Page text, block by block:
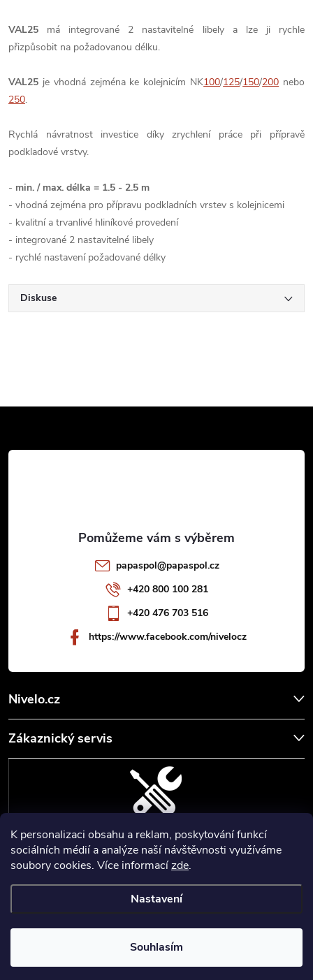
K personalizaci obsahu a reklam, poskytování funkcí
sociálních médií a analýze naší návštěvnosti využíváme
soubory cookies. Více informacízde.
Nastavení
Souhlasím
VAL25 má integrované 2 nastavitelné libely a lze ji rychle
přizpůsobit na požadovanou délku.
VAL25 je vhodná zejména ke kolejnicím NK100/125/150/200 nebo
250.
Rychlá návratnost investice díky zrychlení práce při přípravě
podkladové vrstvy.
- min. / max. délka = 1.5 - 2.5 m
- vhodná zejména pro přípravu podkladních vrstev s kolejnicemi
- kvalitní a trvanlivé hliníkové provedení
- integrované 2 nastavitelné libely
- rychlé nastavení požadované délky
Diskuse
á
Nivelo.cz
Zákaznický servis
papaspol@papaspol.cz
+420 800 100 281
+420 476 703 516
https://www.facebook.com/nivelocz
SERVIS, SEŘÍZENÍ A KALIBRACE
Zajišťujeme servisní a kalibrační služby geodetických a stavebních
přístrojů a pomůcek.
Vytvořil Shoptet
cookies
Nastartoval